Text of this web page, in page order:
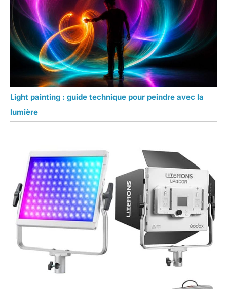
Light painting : guide technique pour peindre avec la
lumière